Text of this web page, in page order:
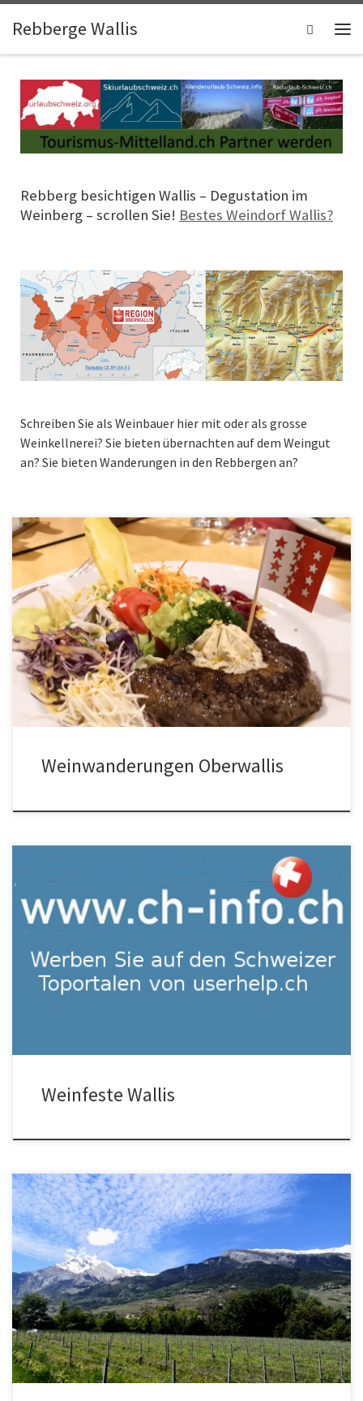
Skip to content
Rebberge Wallis
Search
Rebberg besichtigen Wallis – Degustation im
Weinberg – scrollen Sie! Bestes Weindorf Wallis?
Schreiben Sie als Weinbauer hier mit oder als grosse
Weinkellnerei? Sie bieten übernachten auf dem Weingut
an? Sie bieten Wanderungen in den Rebbergen an?
Aktuell haben wir die Weinwanderungen im Bezirk Leuk im
Angebot. Aber auch das höchstgelegen Weinbaugebiet der
Schweiz ist ab Visp mit einer schönen Wanderung nach
Visperterminen – Gspon und Kreuzboden […]
Weinwanderungen Oberwallis
Werbung oben für Ihr Winzerfest im Wallis? Kontakt Nr. 1 Seo
Weinfeste Schweiz Kleine Weinfeste finden eher statt! Warum
nicht selber bei […]
Weinfeste Wallis
Unsere Fotos sind cc by ch-info.ch Das heisst frei verwenbar mit
Quelle, im Web mit Link zur Seite wo Sie diese genommen haben,
also https://www.rebberge-wallis.ch/fotos-weinberg-vs/ Hier
handelt es sich um […]